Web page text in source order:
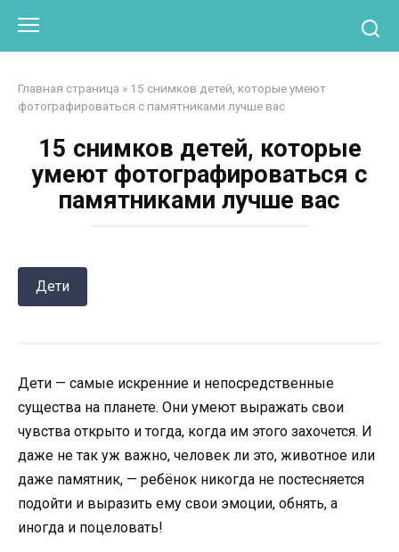
контенту
Главная страница » 15 снимков детей, которые умеют
фотографироваться с памятниками лучше вас
15 снимков детей, которые
умеют фотографироваться с
памятниками лучше вас
Дети
Дети — самые искренние и непосредственные
существа на планете. Они умеют выражать свои
чувства открыто и тогда, когда им этого захочется. И
даже не так уж важно, человек ли это, животное или
даже памятник, — ребёнок никогда не постесняется
подойти и выразить ему свои эмоции, обнять, а
иногда и поцеловать!